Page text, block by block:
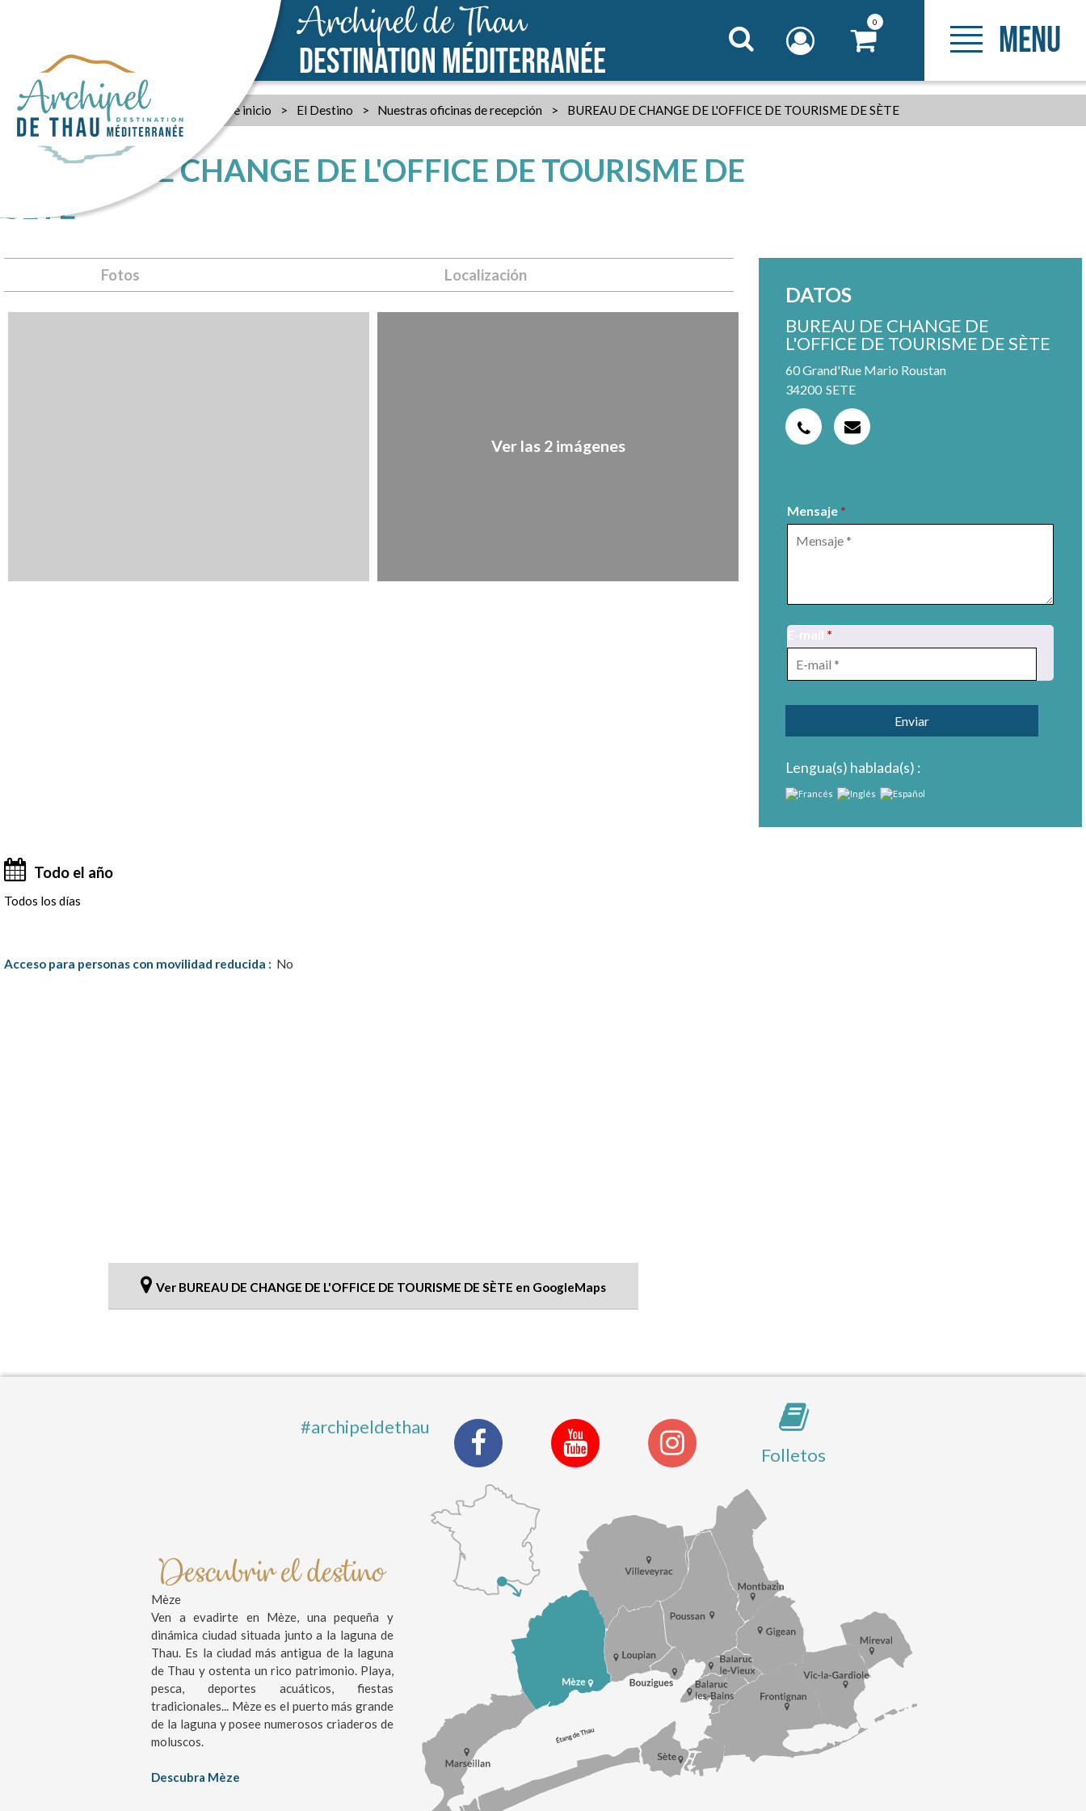
Archipel de Thau
DESTINATION MÉDITERRANÉE
0 MENU
Pagina de inicio > El Destino > Nuestras oficinas de recepción > BUREAU DE CHANGE DE L'OFFICE DE TOURISME DE SÈTE
BUREAU DE CHANGE DE L'OFFICE DE TOURISME DE
SÈTE
Fotos Localización
Ver las 2 imágenes
DATOS
BUREAU DE CHANGE DE
L'OFFICE DE TOURISME DE SÈTE
60 Grand'Rue Mario Roustan
34200 SETE
Mensaje *
*
Lengua(s) hablada(s) :
Todo el año
Todos los días
Acceso para personas con movilidad reducida : No
Ver BUREAU DE CHANGE DE L'OFFICE DE TOURISME DE SÈTE en GoogleMaps
#archipeldethau
Folletos
Descubrir el destino
Mèze
Ven a evadirte en Mèze, una pequeña y
dinámica ciudad situada junto a la laguna de
Thau. Es la ciudad más antigua de la laguna
de Thau y ostenta un rico patrimonio. Playa,
pesca, deportes acuáticos, fiestas
tradicionales... Mèze es el puerto más grande
de la laguna y posee numerosos criaderos de
moluscos.
Descubra Mèze